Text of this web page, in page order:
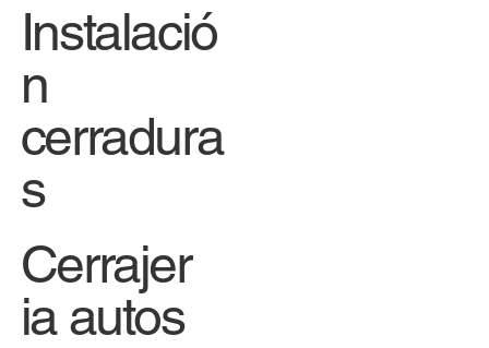
Instalació
n
cerradura
s
Cerrajer
ia autos